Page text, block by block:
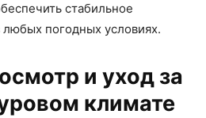
стабильное
погодных условиях.
и уход за
климате